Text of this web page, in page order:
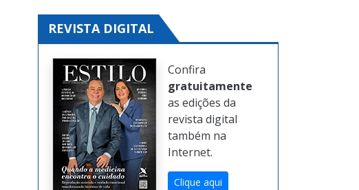
REVISTA DIGITAL
Confira
gratuitamente
as edições da
revista digital
também na
Internet.
Clique aqui